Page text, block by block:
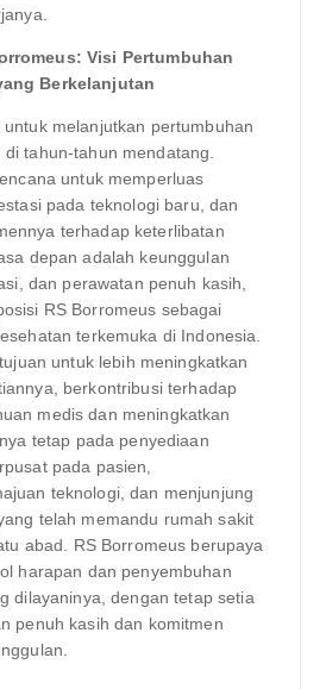
Visi Pertumbuhan
Berkelanjutan
melanjutkan pertumbuhan
tahun-tahun mendatang.
untuk memperluas
pada teknologi baru, dan
terhadap keterlibatan
depan adalah keunggulan
dan perawatan penuh kasih,
RS Borromeus sebagai
terkemuka di Indonesia.
untuk lebih meningkatkan
berkontribusi terhadap
medis dan meningkatkan
tetap pada penyediaan
pada pasien,
teknologi, dan menjunjung
telah memandu rumah sakit
abad. RS Borromeus berupaya
harapan dan penyembuhan
dilayaninya, dengan tetap setia
penuh kasih dan komitmen